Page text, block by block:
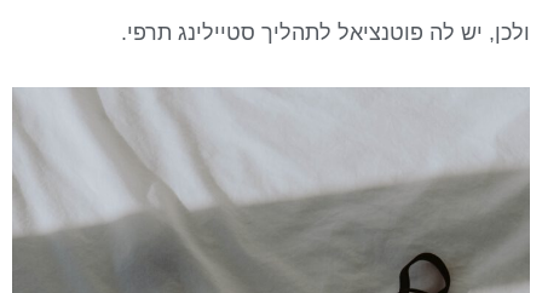
ולכן, יש לה פוטנציאל לתהליך סטיילינג תרפי.